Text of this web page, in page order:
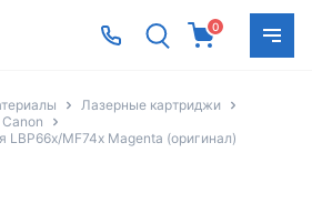
0
Лазерные картриджи
LBP66x/MF74x Magenta (оригинал)